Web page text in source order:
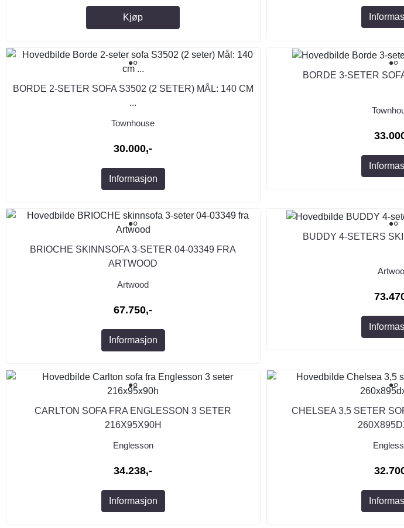
Kjøp
BORDE 2-SETER SOFA S3502 (2 SETER) MÅL: 140 CM
...
Townhouse
30.000,-
Informasjon
BORDE 3-SETER
BRIOCHE SKINNSOFA 3-SETER 04-03349 FRA
ARTWOOD
Artwood
67.750,-
Informasjon
BUDDY 4-SETERS
CARLTON SOFA FRA ENGLESSON 3 SETER
216X95X90H
Englesson
34.238,-
Informasjon
CHELSEA 3,5 SETER